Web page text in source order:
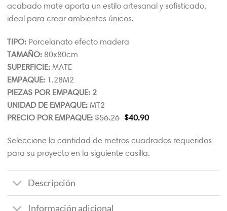
acabado mate aporta un estilo artesanal y sofisticado,
ideal para crear ambientes únicos.
TIPO: Porcelanato efecto madera
TAMAÑO: 80x80cm
SUPERFICIE: MATE
EMPAQUE: 1.28M2
PIEZAS POR EMPAQUE: 2
UNIDAD DE EMPAQUE: MT2
PRECIO POR EMPAQUE: $56.26 $40.90
Seleccione la cantidad de metros cuadrados requeridos
para su proyecto en la siguiente casilla.
Descripción
Información adicional